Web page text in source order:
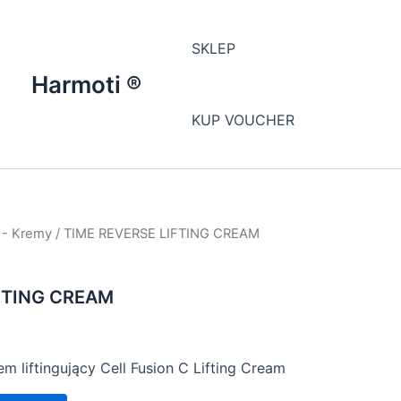
Harmoti ®
SKLEP
KUP VOUCHER
Kremy / TIME REVERSE LIFTING CREAM
CREAM
liftingujący Cell Fusion C Lifting Cream